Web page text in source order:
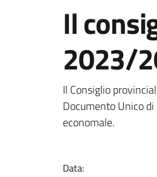
Il
2023/
Dettagli
Il Consiglio
Documento Unico
economale.
Data: